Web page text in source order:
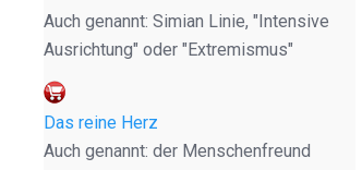
Auch genannt: Simian Linie, "Intensive
Ausrichtung" oder "Extremismus"
Das reine Herz
Auch genannt: der Menschenfreund